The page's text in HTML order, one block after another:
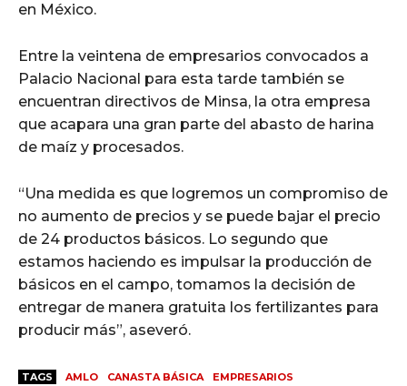
en México.
Entre la veintena de empresarios convocados a
Palacio Nacional para esta tarde también se
encuentran directivos de Minsa, la otra empresa
que acapara una gran parte del abasto de harina
de maíz y procesados.
“Una medida es que logremos un compromiso de
no aumento de precios y se puede bajar el precio
de 24 productos básicos. Lo segundo que
estamos haciendo es impulsar la producción de
básicos en el campo, tomamos la decisión de
entregar de manera gratuita los fertilizantes para
producir más”, aseveró.
TAGS AMLO CANASTA BÁSICA
EMPRESARIOS